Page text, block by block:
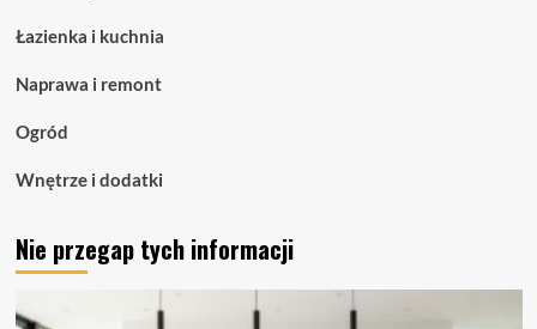
dla
przestrzeni
Łazienka i kuchnia
Naprawa i remont
Ogród
Wnętrze i dodatki
Nie przegap tych informacji